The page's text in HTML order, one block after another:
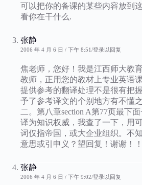
可以把你的备课的某些内容放到
看你在干什么.
张静
2006 年 4 月 6 日 / 下午 8:51 登录以回复
焦老师，您好！我是江西师大教
教师，正用您的教材上专业英语
提供参考的翻译处理不是很有把
予了参考译文的个别地方有不懂
二。第八章section A第77页最下
译为知识权威，我查了一下，用
词仅指帝国，或大企业组织。不
意思或引申义？望回复！谢谢！！
张静
2006 年 4 月 6 日 / 下午 9:02 登录以回复